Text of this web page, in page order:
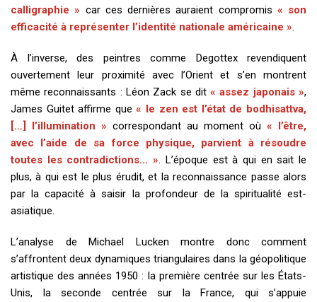
calligraphie » car ces dernières auraient compromis « son
efficacité à représenter l’identité nationale américaine ».
À l’inverse, des peintres comme Degottex revendiquent
ouvertement leur proximité avec l’Orient et s’en montrent
même reconnaissants : Léon Zack se dit« assez japonais »,
James Guitet affirme que« le zen est l’état de bodhisattva,
[…] l’illumination » correspondant au moment où « l’être,
avec l’aide de sa force physique, parvient à résoudre
toutes les contradictions… ». L’époque est à qui en sait le
plus, à qui est le plus érudit, et la reconnaissance passe alors
par la capacité à saisir la profondeur de la spiritualité est-
asiatique.
L’analyse de Michael Lucken montre donc comment
s’affrontent deux dynamiques triangulaires dans la géopolitique
artistique des années 1950 : la première centrée sur les États-
Unis, la seconde centrée sur la France, qui s’appuie